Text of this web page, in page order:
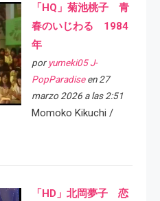
「HQ」菊池桃子 青
春のいじわる 1984
年
por yumeki05 J-
PopParadiseen 27
marzo 2026 a las 2:51
Momoko Kikuchi /
「HD」北岡夢子 恋